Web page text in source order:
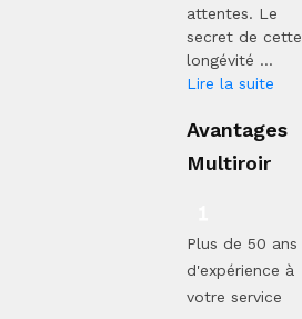
attentes. Le
secret de cette
longévité ...
Lire la suite
Avantages
Multiroir
Plus de 50 ans
d'expérience à
votre service